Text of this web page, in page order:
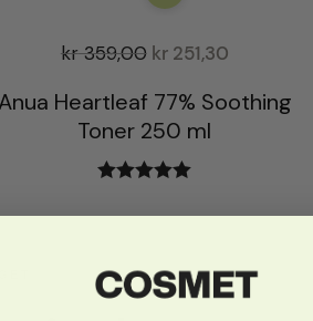
Anua Heartleaf 77% Soothing
Toner 250 ml
kr359,00 kr251,30